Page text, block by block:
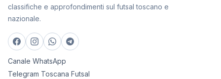
classifiche e approfondimenti sul futsal toscano e
nazionale.
Canale WhatsApp
Telegram Toscana Futsal